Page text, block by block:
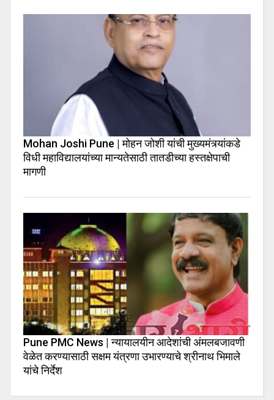
Mohan Joshi Pune | मोहन जोशी यांची मुख्यमंत्र्यांकडे
विधी महाविद्यालयांच्या मान्यतेसाठी तातडीच्या हस्तक्षेपाची
मागणी
Pune PMC News | न्यायालयीन आदेशांची अंमलबजावणी
वेळेत करण्यासाठी सक्षम यंत्रणा उभारण्याचे श्रीनाथ भिमाले
यांचे निर्देश